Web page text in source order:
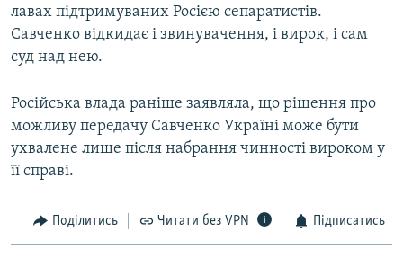
лавах підтримуваних Росією сепаратистів.
Савченко відкидає і звинувачення, і вирок, і сам
суд над нею.
Російська влада раніше заявляла, що рішення про
можливу передачу Савченко Україні може бути
ухвалене лише після набрання чинності вироком у
її справі.
Поділитись Читати без VPN Підписатись